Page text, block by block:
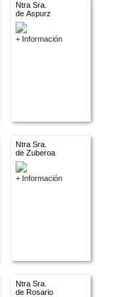
Ntra Sra.
de Aspurz
+ Información
Ntra Sra.
de Zuberoa
+ Información
Ntra Sra.
de Rosario